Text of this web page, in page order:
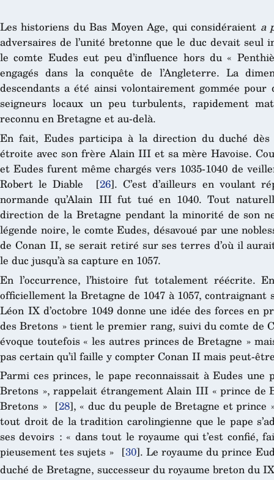
Les historiens du Bas Moyen Age, qui considéraient a
adversaires de l’unité bretonne que le duc devait seul
le comte Eudes eut peu d’influence hors du «
engagés dans la conquête de l’Angleterre. La
descendants a été ainsi volontairement gommée
seigneurs locaux un peu turbulents, rapidement
reconnu en Bretagne et au-delà.
En fait, Eudes participa à la direction du duché dès
étroite avec son frère Alain III et sa mère Havoise.
et Eudes furent même chargés vers 1035-1040 de
Robert le Diable
[26]. C’est d’ailleurs en voulant
normande qu’Alain III fut tué en 1040. Tout
direction de la Bretagne pendant la minorité de son
légende noire, le comte Eudes, désavoué par une
de Conan II, se serait retiré sur ses terres d’où il
le duc jusqu’à sa capture en 1057.
En l’occurrence, l’histoire fut totalement réécrite.
officiellement la Bretagne de 1047 à 1057,
Léon IX d’octobre 1049 donne une idée des forces en
des Bretons » tient le premier rang, suivi du comte de
évoque toutefois « les autres princes de Bretagne »
pas certain qu’il faille y compter Conan II mais peut-
Parmi ces princes, le pape reconnaissait à Eudes
Bretons », rappelait étrangement Alain III « prince de
Bretons » [28], « duc du peuple de Bretagne et prince
tout droit de la tradition carolingienne que le pape
ses devoirs : « dans tout le royaume qui t’est confié,
pieusement tes sujets » [30]. Le royaume du prince
duché de Bretagne, successeur du royaume breton du IX